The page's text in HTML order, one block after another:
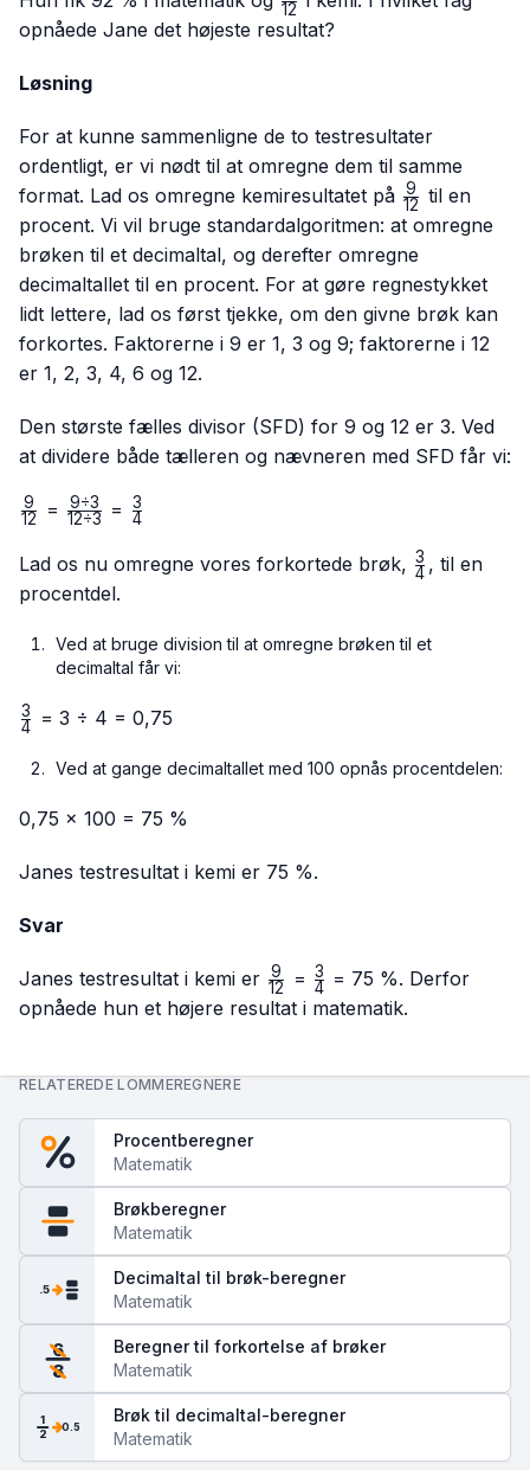
{12}
12
opnåede Jane det højeste resultat?
Løsning
For at kunne sammenligne de to testresultater
ordentligt, er vi nødt til at omregne dem til samme
format. Lad os omregne kemiresultatet på \frac{9}
{12}
12
9
til en
procent. Vi vil bruge standardalgoritmen: at omregne
brøken til et decimaltal, og derefter omregne
decimaltallet til en procent. For at gøre regnestykket
lidt lettere, lad os først tjekke, om den givne brøk kan
forkortes. Faktorerne i 9 er 1, 3 og 9; faktorerne i 12
er 1, 2, 3, 4, 6 og 12.
Den største fælles divisor (SFD) for 9 og 12 er 3. Ved
at dividere både tælleren og nævneren med SFD får vi:
\frac{9}
12
9 = \frac{9
{12 ÷
3}
12÷3
9÷3 = \frac{3}
4
3
Lad os nu omregne vores forkortede brøk, \frac{3}
4
3 , til en
procentdel.
Ved at bruge division til at omregne brøken til et
decimaltal får vi:
\frac{3}
4
3 = 3 ÷ 4 = 0,75
Ved at gange decimaltallet med 100 opnås procentdelen:
0,75 × 100 = 75 %
Janes testresultat i kemi er 75 %.
Svar
Janes testresultat i kemi er \frac{9}
{12}
12
9 = \frac{3}
{4}
4
3
= 75 %. Derfor
opnåede hun et højere resultat i matematik.
RELATEREDE LOMMEREGNERE
Procentberegner
Matematik
Brøkberegner
Matematik
.5
Decimaltal til brøk-beregner
Matematik
6
8
Beregner til forkortelse af brøker
Matematik
1
2 0.5
Brøk til decimaltal-beregner
Matematik